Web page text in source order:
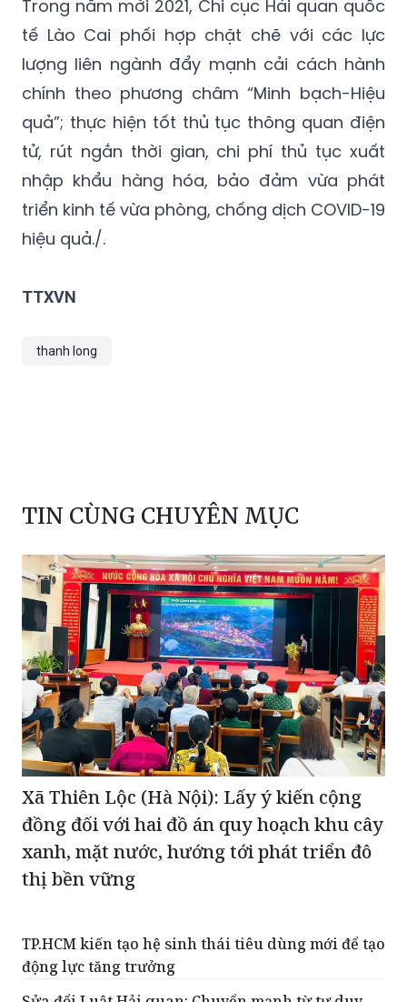
lượng liên ngành đẩy mạnh cải cách hành
chính theo phương châm “Minh bạch-Hiệu
quả”; thực hiện tốt thủ tục thông quan điện
tử, rút ngắn thời gian, chi phí thủ tục xuất
nhập khẩu hàng hóa, bảo đảm vừa phát
triển kinh tế vừa phòng, chống dịch COVID-19
hiệu quả./.
TTXVN
thanh long
Xã Thiên Lộc (Hà Nội): Lấy ý kiến cộng
đồng đối với hai đồ án quy hoạch khu cây
xanh, mặt nước, hướng tới phát triển đô
thị bền vững
TP.HCM kiến tạo hệ sinh thái tiêu dùng mới để tạo
Sửa đổi Luật Hải quan: Chuyển mạnh từ tư duy
quản lý sang tư duy phục vụ